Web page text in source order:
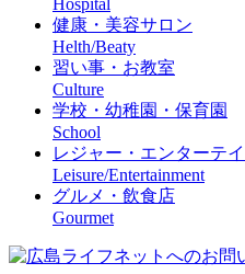
健康・美容サロン
Helth/Beaty
習い事・お教室
Culture
学校・幼稚園・保育園
School
レジャー・エンターテ
Leisure/Entertainment
グルメ・飲食店
Gourmet